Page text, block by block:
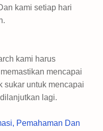
kami setiap hari
kami harus
mencapai
sukar untuk mencapai
lagi.
Pemahaman Dan